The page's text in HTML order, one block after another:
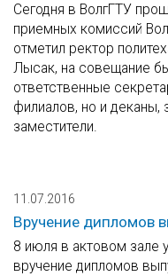
Сегодня в ВолгГТУ
приемных комиссий
отметил ректор
Лысак, на совещание
ответственные
филиалов, но и
заместители.
11.07.2016
Вручение дипломов
8 июля в актовом зале
вручение дипломов